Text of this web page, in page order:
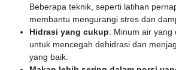
Beberapa teknik, seperti latihan
membantu mengurangi stres dan
Hidrasi yang cukup: Minum air yang
untuk mencegah dehidrasi dan
yang baik.